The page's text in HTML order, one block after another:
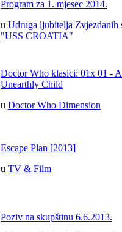
Program za 1. mjesec 2014.
u Udruga ljubitelja Zvjezdanih
"USS CROATIA"
Doctor Who klasici: 01x 01 -
Unearthly Child
u Doctor Who Dimension
Escape Plan [2013]
u TV & Film
Poziv na skupštinu 6.6.2013.